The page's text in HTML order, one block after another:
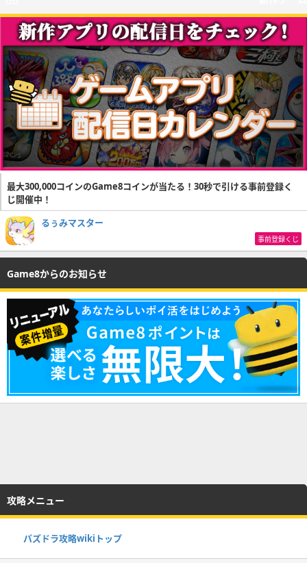
最大300,000コインのGame8コインが当たる！30秒で引ける事前登録く
じ開催中！
るぅみマスター
事前登録くじ
Game8からのお知らせ
攻略メニュー
パズドラ攻略wikiトップ